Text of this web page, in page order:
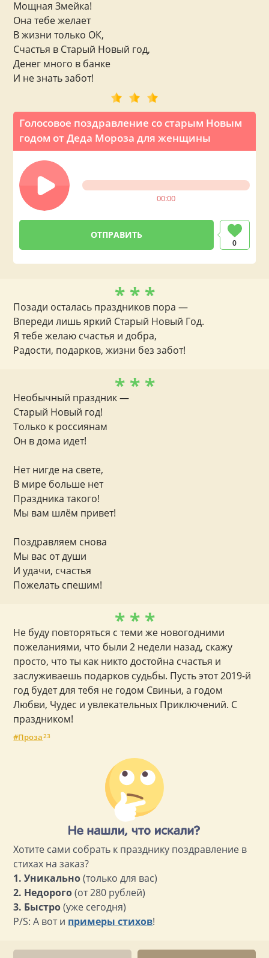
Голосовое поздравление со старым Новым
годом от Деда Мороза для женщины
00:00
0
Мощная Змейка!
Она тебе желает
В жизни только ОК,
Счастья в Старый Новый год,
Денег много в банке
И не знать забот!
* * *
Позади осталась праздников пора —
Впереди лишь яркий Старый Новый Год.
Я тебе желаю счастья и добра,
Радости, подарков, жизни без забот!
* * *
Необычный праздник —
Старый Новый год!
Только к россиянам
Он в дома идет!
Нет нигде на свете,
В мире больше нет
Праздника такого!
Мы вам шлём привет!
Поздравляем снова
Мы вас от души
И удачи, счастья
Пожелать спешим!
* * *
Не буду повторяться с теми же новогодними
пожеланиями, что были 2 недели назад, скажу
просто, что ты как никто достойна счастья и
заслуживаешь подарков судьбы. Пусть этот 2019-й
год будет для тебя не годом Свиньи, а годом
Любви, Чудес и увлекательных Приключений. С
праздником!
Проза23
Хотите сами собрать к празднику поздравление в
стихах на заказ?
1. Уникально(только для вас)
2. Недорого(от 280 рублей)
3. Быстро(уже сегодня)
P/S: А вот и примеры стихов!